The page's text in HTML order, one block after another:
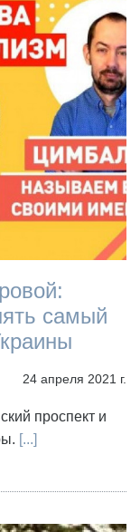
самый
24 апреля 2021 г.
проспект и
[...]